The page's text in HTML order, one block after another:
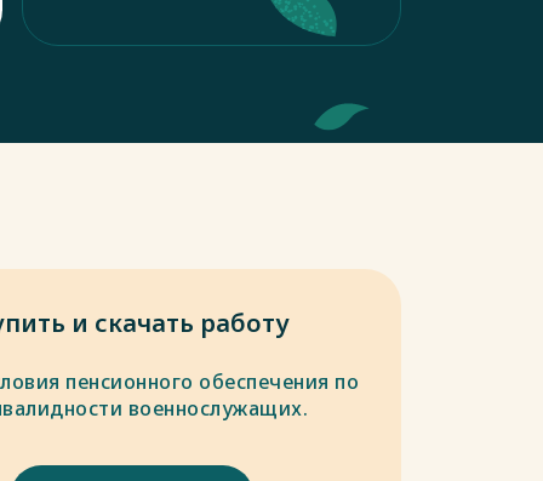
и скачать работу
пенсионного обеспечения по
военнослужащих.